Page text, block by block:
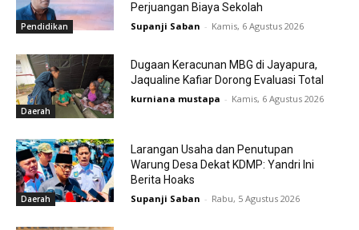
Pendidikan
Perjuangan Biaya Sekolah
Supanji Saban - Kamis, 6 Agustus 2026
Daerah
Dugaan Keracunan MBG di Jayapura,
Jaqualine Kafiar Dorong Evaluasi Total
kurniana mustapa - Kamis, 6 Agustus 2026
Daerah
Larangan Usaha dan Penutupan
Warung Desa Dekat KDMP: Yandri Ini
Berita Hoaks
Supanji Saban - Rabu, 5 Agustus 2026